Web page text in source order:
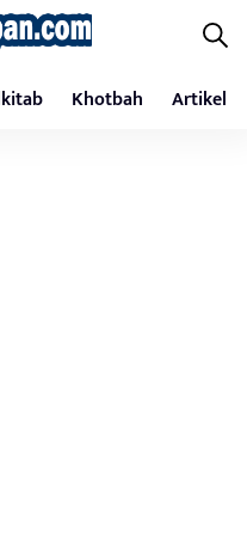
Khotbah Artikel